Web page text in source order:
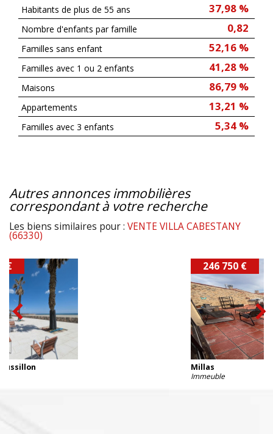
Habitants de plus de 55 ans 37,98 %
Nombre d'enfants par famille 0,82
Familles sans enfant 52,16 %
Familles avec 1 ou 2 enfants 41,28 %
Maisons 86,79 %
Appartements 13,21 %
Familles avec 3 enfants 5,34 %
autres annonces immobilières
correspondant à votre recherche
Les biens similaires pour : VENTE VILLA CABESTANY
(66330)